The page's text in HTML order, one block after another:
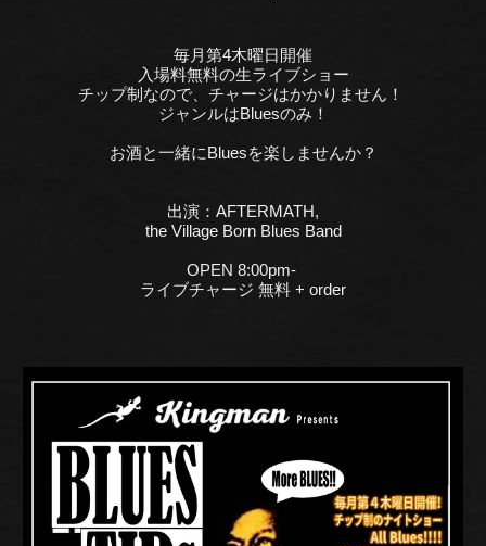
毎月第4木曜日開催
入場料無料の生ライブショー
チップ制なので、チャージはかかりません！
ジャンルはBluesのみ！
お酒と一緒にBluesを楽しませんか？
出演： AFTERMATH,
the Village Born Blues Band
OPEN 8:00pm-
ライブチャージ 無料 + order